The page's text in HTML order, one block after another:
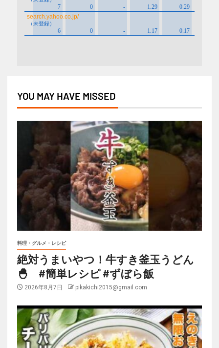
YOU MAY HAVE MISSED
料理・グルメ・レシピ
絶対うまいやつ！牛すき釜玉うどん
🐣 #簡単レシピ #ずぼら飯
2026年8月7日 pikakichi2015@gmail.com